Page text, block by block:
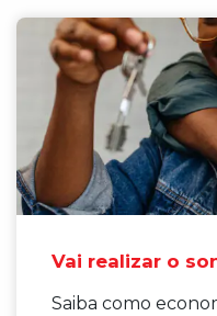
Vai realizar o
Saiba como